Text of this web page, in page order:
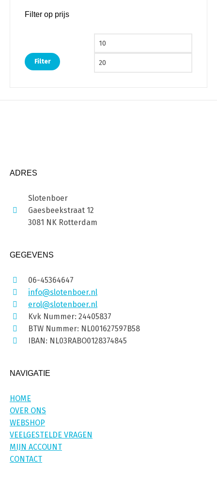
Filter op prijs
Min. prijs
Filter
ADRES
Slotenboer
Gaesbeekstraat 12
3081 NK Rotterdam
GEGEVENS
06-45364647
info@slotenboer.nl
erol@slotenboer.nl
Kvk Nummer: 24405837
BTW Nummer: NL001627597B58
IBAN: NL03RABO0128374845
NAVIGATIE
HOME
OVER ONS
WEBSHOP
VEELGESTELDE VRAGEN
MIJN ACCOUNT
CONTACT